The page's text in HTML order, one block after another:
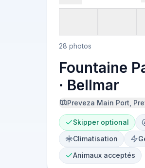
28 photos
Fountaine
· Bellmar
Preveza Main Port,
Skipper optional
Climatisation
Animaux acceptés